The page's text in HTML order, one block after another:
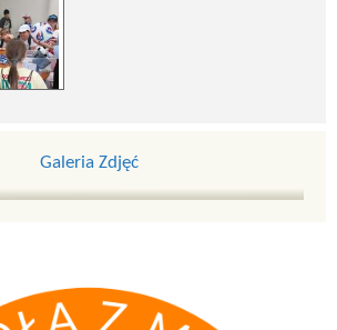
Galeria Zdjęć